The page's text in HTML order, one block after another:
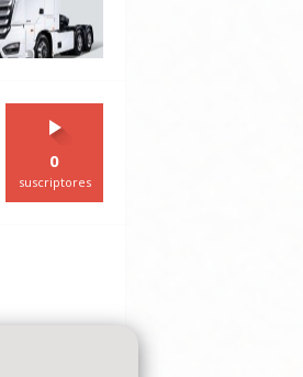
0
suscriptores